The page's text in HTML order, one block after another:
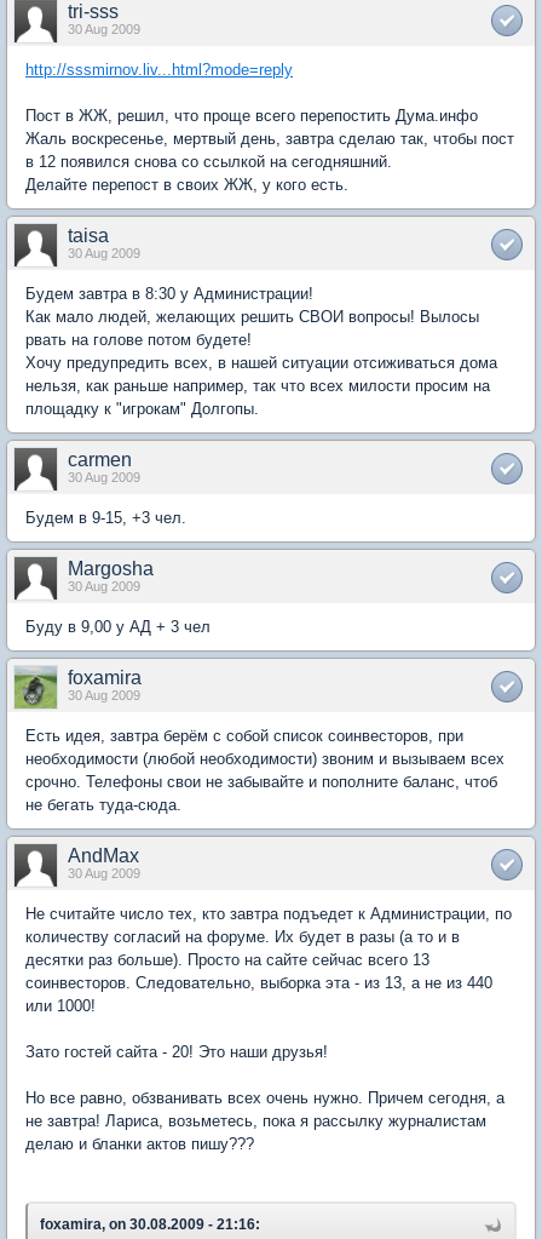
tri-sss
30 Aug 2009
http://sssmirnov.liv...html?mode=reply
Пост в ЖЖ, решил, что проще всего перепостить Дума.инфо
Жаль воскресенье, мертвый день, завтра сделаю так, чтобы пост
в 12 появился снова со ссылкой на сегодняшний.
Делайте перепост в своих ЖЖ, у кого есть.
taisa
30 Aug 2009
Будем завтра в 8:30 у Администрации!
Как мало людей, желающих решить СВОИ вопросы! Вылосы
рвать на голове потом будете!
Хочу предупредить всех, в нашей ситуации отсиживаться дома
нельзя, как раньше например, так что всех милости просим на
площадку к "игрокам" Долгопы.
carmen
30 Aug 2009
Будем в 9-15, +3 чел.
Margosha
30 Aug 2009
Буду в 9,00 у АД + 3 чел
foxamira
30 Aug 2009
Есть идея, завтра берём с собой список соинвесторов, при
необходимости (любой необходимости) звоним и вызываем всех
срочно. Телефоны свои не забывайте и пополните баланс, чтоб
не бегать туда-сюда.
AndMax
30 Aug 2009
Не считайте число тех, кто завтра подъедет к Администрации, по
количеству согласий на форуме. Их будет в разы (а то и в
десятки раз больше). Просто на сайте сейчас всего 13
соинвесторов. Следовательно, выборка эта - из 13, а не из 440
или 1000!
Зато гостей сайта - 20! Это наши друзья!
Но все равно, обзванивать всех очень нужно. Причем сегодня, а
не завтра! Лариса, возьметесь, пока я рассылку журналистам
делаю и бланки актов пишу???
foxamira, on 30.08.2009 - 21:16: